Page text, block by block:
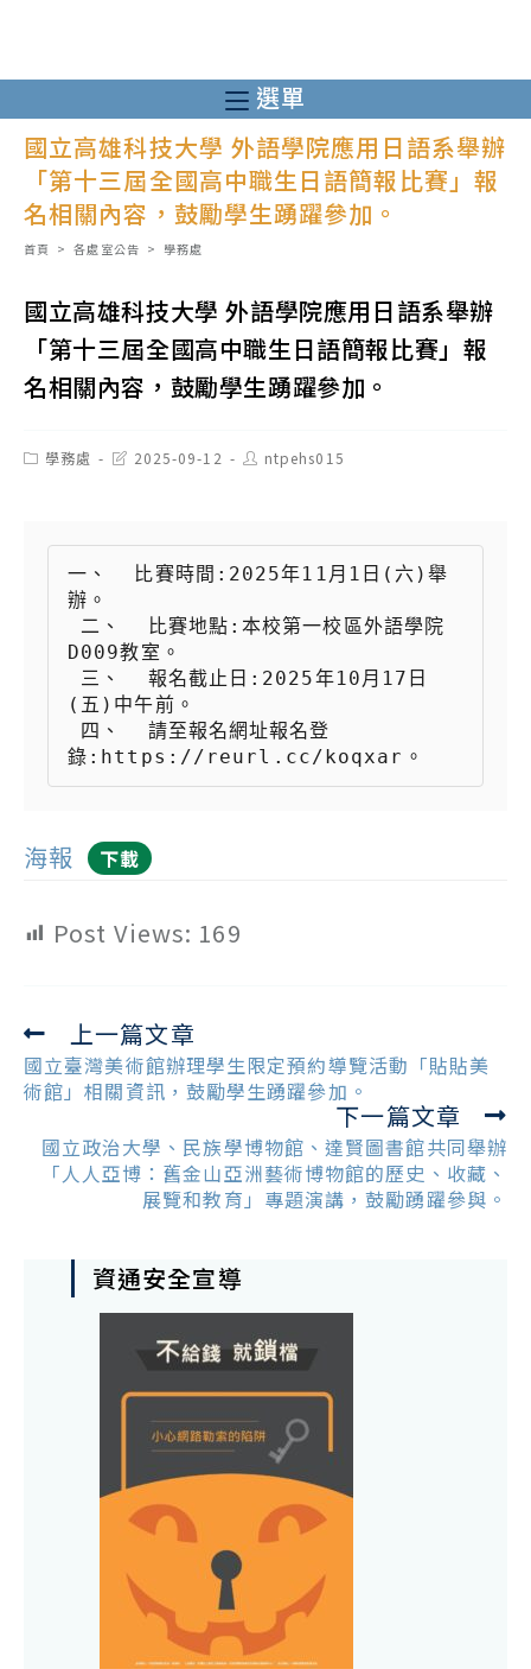
至
主
容
選單
國立高雄科技大學 外語學院應用日語系舉辦
「第十三屆全國高中職生日語簡報比賽」報
名相關內容，鼓勵學生踴躍參加。
首頁 > 各處室公告 > 學務處
國立高雄科技大學 外語學院應用日語系舉辦
「第十三屆全國高中職生日語簡報比賽」報
名相關內容，鼓勵學生踴躍參加。
Post學務處
Post2025-09-12
Post
author:
ntpehs015
一、  比賽時間:2025年11月1日(六)舉
辦。
D009教室。
(五)中午前。
錄:https://reurl.cc/koqxar。
海報 下載
Post Views: 169
Read
more
articles
上一篇文章
國立臺灣美術館辦理學生限定預約導覽活動「貼貼美
術館」相關資訊，鼓勵學生踴躍參加。
下一篇文章
國立政治大學、民族學博物館、達賢圖書館共同舉辦
「人人亞博：舊金山亞洲藝術博物館的歷史、收藏、
展覽和教育」專題演講，鼓勵踴躍參與。
資通安全宣導